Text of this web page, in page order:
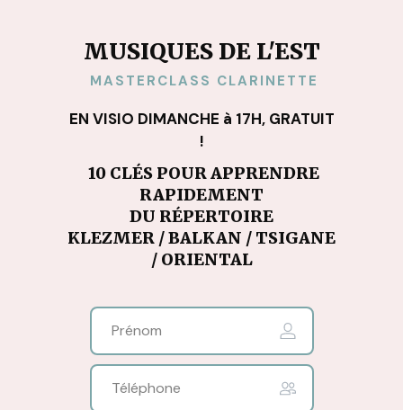
MUSIQUES DE L'EST
MASTERCLASS CLARINETTE
EN VISIO DIMANCHE à 17H, GRATUIT
!
10 CLÉS POUR APPRENDRE
RAPIDEMENT
DU RÉPERTOIRE
KLEZMER / BALKAN / TSIGANE
/ ORIENTAL